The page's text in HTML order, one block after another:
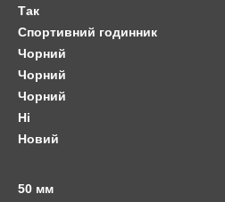
Так
Спортивний годинник
Чорний
Чорний
Чорний
Ні
Новий
50 мм